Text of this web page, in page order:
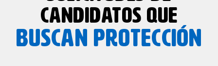
CANDIDATOS QUE
BUSCAN PROTECCIÓN